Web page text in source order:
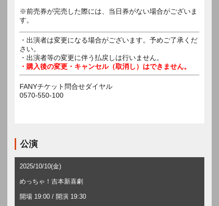
※前売券が完売した際には、当日券がない場合がございま
す。
・出演者は変更になる場合がございます。予めご了承くだ
さい。
・出演者等の変更に伴う払戻しは行いません。
・購入後の変更・キャンセル（取消し）はできません。
FANYチケット問合せダイヤル
0570-550-100
公演
2025/10/10(金)
めっちゃ！吉本新喜劇
開場 19:00 / 開演 19:30